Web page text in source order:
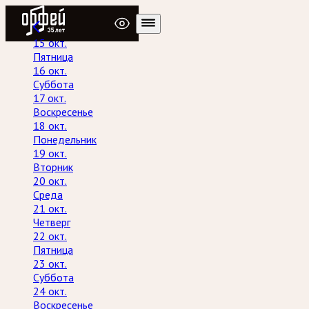
Радио Орфей
15 окт.
Пятница
16 окт.
Суббота
17 окт.
Воскресенье
18 окт.
Понедельник
19 окт.
Вторник
20 окт.
Среда
21 окт.
Четверг
22 окт.
Пятница
23 окт.
Суббота
24 окт.
Воскресенье